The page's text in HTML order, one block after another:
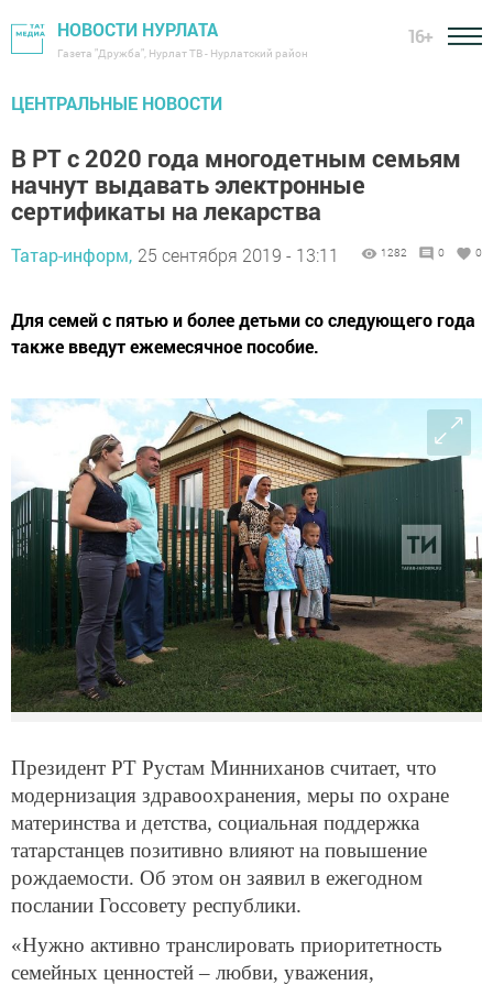
НОВОСТИ НУРЛАТА
Газета "Дружба", Нурлат ТВ - Нурлатский район
16+
ЦЕНТРАЛЬНЫЕ НОВОСТИ
В РТ с 2020 года многодетным семьям
начнут выдавать электронные
сертификаты на лекарства
Татар-информ, 25 сентября 2019 - 13:11 1282 0 0
Для семей с пятью и более детьми со следующего года
также введут ежемесячное пособие.
Президент РТ Рустам Минниханов считает, что
модернизация здравоохранения, меры по охране
материнства и детства, социальная поддержка
татарстанцев позитивно влияют на повышение
рождаемости. Об этом он заявил в ежегодном
послании Госсовету республики.
«Нужно активно транслировать приоритетность
семейных ценностей – любви, уважения,